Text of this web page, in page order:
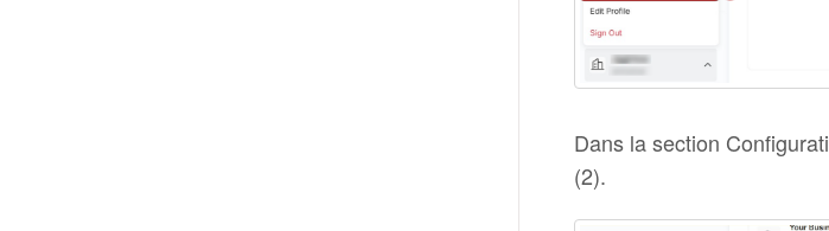
Dans la section
(2).